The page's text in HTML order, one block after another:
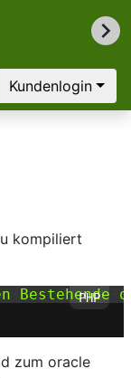
Kundenlogin
kompiliert
Bestehende
zum oracle